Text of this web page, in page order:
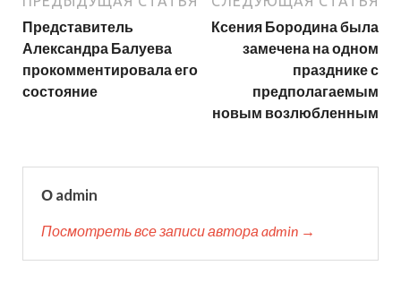
Представитель
Александра Балуева
прокомментировала его
состояние
Ксения Бородина была
замечена на одном
празднике с
предполагаемым
новым возлюбленным
О admin
Посмотреть все записи автора admin →